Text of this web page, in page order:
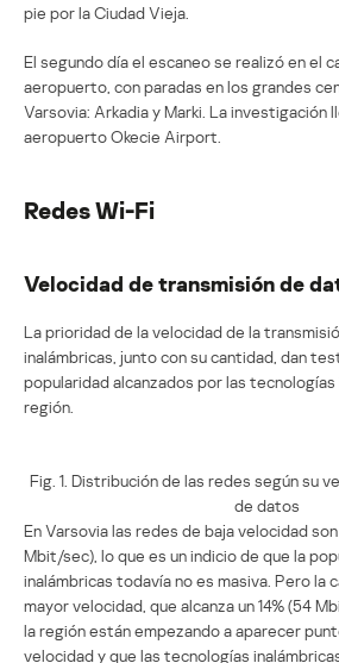
pie por la Ciudad Vieja.
El segundo día el escaneo se realizó en el
aeropuerto, con paradas en los grandes
Varsovia: Arkadia y Marki. La investigación
aeropuerto Okecie Airport.
Redes Wi-Fi
Velocidad de transmisión de
La prioridad de la velocidad de la
inalámbricas, junto con su cantidad, dan
popularidad alcanzados por las tecnologías
región.
Fig. 1. Distribución de las redes según su
de datos
En Varsovia las redes de baja velocidad son
Mbit/sec), lo que es un indicio de que la
inalámbricas todavía no es masiva. Pero la
mayor velocidad, que alcanza un 14% (54
la región están empezando a aparecer
velocidad y que las tecnologías